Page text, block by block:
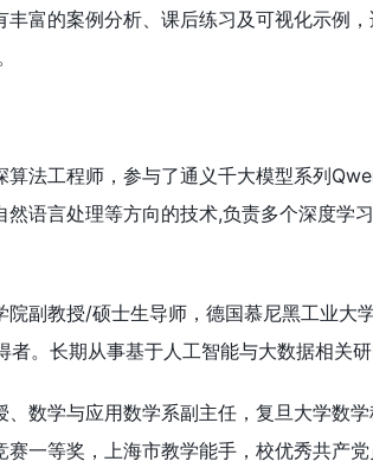
丰富的案例分析、课后练习及可视化示例，
法工程师，参与了通义千大模型系列
语言处理等方向的技术,负责多个深度学
副教授/硕士生导师，德国慕尼黑工业大
者。长期从事基于人工智能与大数据相关研
数学与应用数学系副主任，复旦大学数
一等奖，上海市教学能手，校优秀共产党